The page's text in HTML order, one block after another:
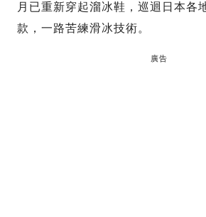
月已重新穿起溜冰鞋，巡迴日本各
款，一路苦練滑冰技術。
廣告